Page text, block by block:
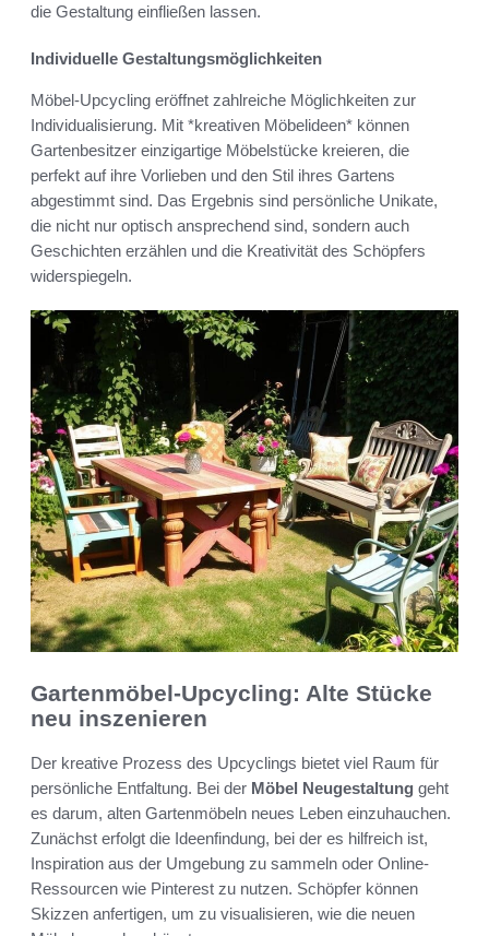
die Gestaltung einfließen lassen.
Individuelle Gestaltungsmöglichkeiten
Möbel-Upcycling eröffnet zahlreiche Möglichkeiten zur
Individualisierung. Mit *kreativen Möbelideen* können
Gartenbesitzer einzigartige Möbelstücke kreieren, die
perfekt auf ihre Vorlieben und den Stil ihres Gartens
abgestimmt sind. Das Ergebnis sind persönliche Unikate,
die nicht nur optisch ansprechend sind, sondern auch
Geschichten erzählen und die Kreativität des Schöpfers
widerspiegeln.
Gartenmöbel-Upcycling: Alte Stücke
neu inszenieren
Der kreative Prozess des Upcyclings bietet viel Raum für
persönliche Entfaltung. Bei der Möbel Neugestaltung geht
es darum, alten Gartenmöbeln neues Leben einzuhauchen.
Zunächst erfolgt die Ideenfindung, bei der es hilfreich ist,
Inspiration aus der Umgebung zu sammeln oder Online-
Ressourcen wie Pinterest zu nutzen. Schöpfer können
Skizzen anfertigen, um zu visualisieren, wie die neuen